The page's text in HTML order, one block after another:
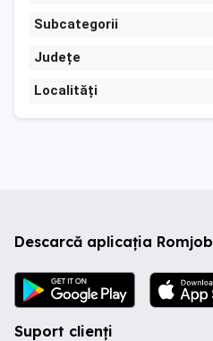
Subcategorii
Județe
Localități
Descarcă aplicația Romjob
Suport clienți